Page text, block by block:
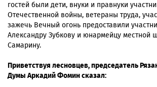
гостей были дети, внуки и правнуки
Отечественной войны, ветераны труда,
зажечь Вечный огонь предоставили
Александру Зубкову и юнармейцу местной
Самарину.
Приветствуя лесновцев, председатель
Думы Аркадий Фомин сказал: